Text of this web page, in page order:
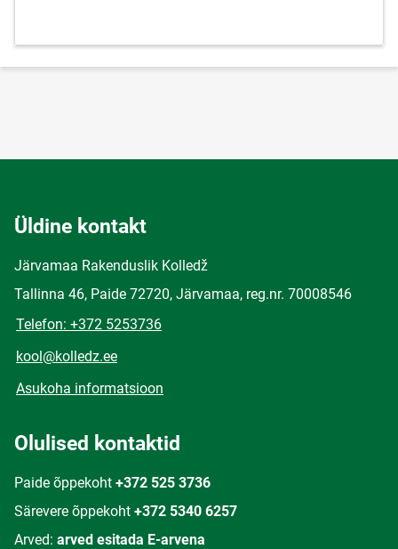
Üldine kontakt
Järvamaa Rakenduslik Kolledž
Tallinna 46, Paide 72720, Järvamaa, reg.nr. 70008546
Telefon: +372 5253736
kool@kolledz.ee
Asukoha informatsioon
Olulised kontaktid
Paide õppekoht +372 525 3736
Särevere õppekoht +372 5340 6257
Arved: arved esitada E-arvena